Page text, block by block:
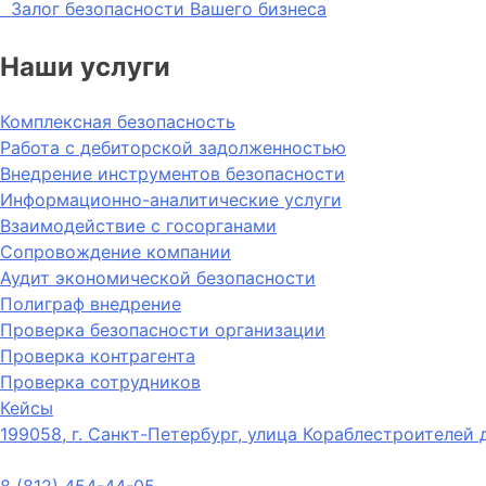
Залог безопасности Вашего бизнеса
Наши услуги
Комплексная безопасность
Работа с дебиторской задолженностью
Внедрение инструментов безопасности
Информационно-аналитические услуги
Взаимодействие с госорганами
Сопровождение компании
Аудит экономической безопасности
Полиграф внедрение
Проверка безопасности организации
Проверка контрагента
Проверка сотрудников
Кейсы
199058, г. Санкт-Петербург, улица